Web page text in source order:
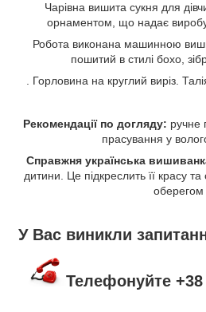
Чарівна вишита сукня для
орнаментом, що надає виробу
Робота виконана машинною
пошитий в стилі бохо,
. Горловина на круглий виріз.
Рекомендації по догляду: ручне
прасування у
Справжня українська
дитини. Це підкреслить її красу
оберегом
У Вас виникли
Телефонуйте +38